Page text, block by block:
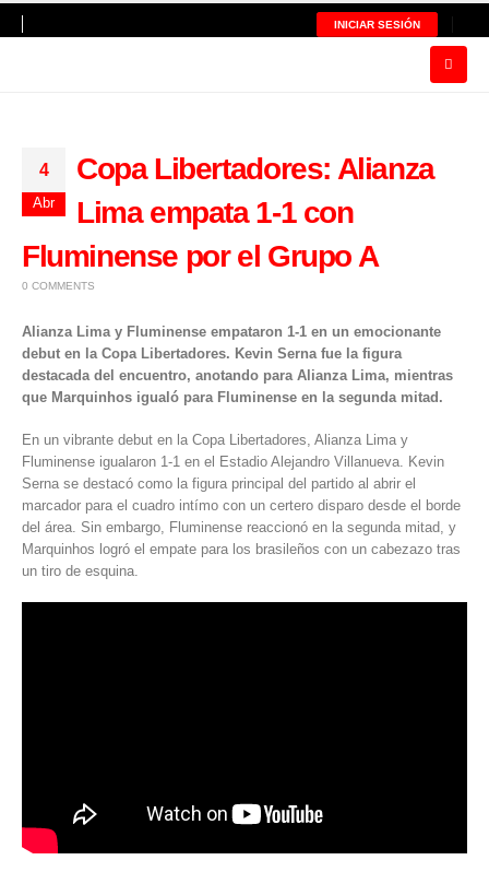
INICIAR SESIÓN
4
Abr
Copa Libertadores: Alianza
Lima empata 1-1 con
Fluminense por el Grupo A
0 COMMENTS
Alianza Lima y Fluminense empataron 1-1 en un emocionante
debut en la Copa Libertadores. Kevin Serna fue la figura
destacada del encuentro, anotando para Alianza Lima, mientras
que Marquinhos igualó para Fluminense en la segunda mitad.
En un vibrante debut en la Copa Libertadores Alianza Lima y
Fluminense igualaron 1-1 en el Estadio Alejandro Villanueva. Kevin
Serna se destacó como la figura principal del partido al abrir el
marcador para el cuadro intímo con un certero disparo desde el borde
del área. Sin embargo, Fluminense reaccionó en la segunda mitad, y
Marquinhos logró el empate para los brasileños con un cabezazo tras
un tiro de esquina.